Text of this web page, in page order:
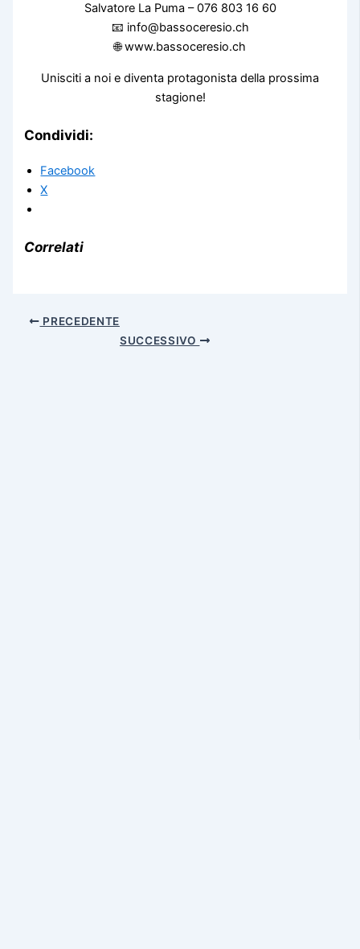
Salvatore La Puma – 076 803 16 60
📧 info@bassoceresio.ch
🌐 www.bassoceresio.ch
Unisciti a noi e diventa protagonista della prossima
stagione!
Condividi:
Facebook
X
Correlati
PRECEDENTE
SUCCESSIVO